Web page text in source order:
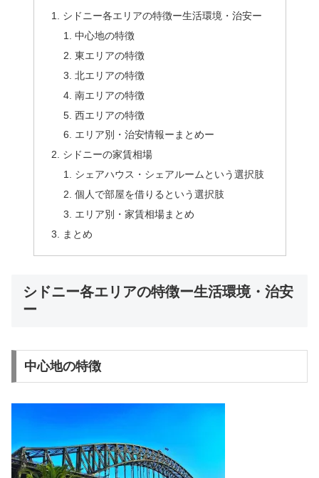
シドニー各エリアの特徴ー生活環境・治安ー
中心地の特徴
東エリアの特徴
北エリアの特徴
南エリアの特徴
西エリアの特徴
エリア別・治安情報ーまとめー
シドニーの家賃相場
シェアハウス・シェアルームという選択肢
個人で部屋を借りるという選択肢
エリア別・家賃相場まとめ
まとめ
シドニー各エリアの特徴ー生活環境・治安
ー
中心地の特徴